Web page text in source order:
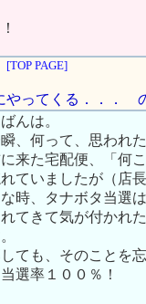
[TOP PAGE]
やってくる．．．
んは。
、何って、思われ
来た宅配便、「何
ていましたが（店
時、タナボタ当選
てきて気が付かれ
ても、そのことを
選率１００％！